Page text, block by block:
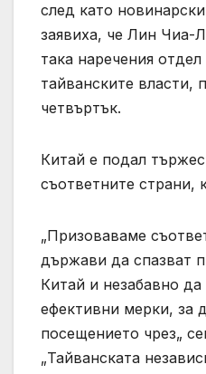
след като
заявиха, че Лин Чиа-
така наречения
тайванските власти,
четвъртък.
Китай е подал
съответните страни,
„Призоваваме
държави да спазват
Китай и незабавно
ефективни мерки, за
посещението чрез„
„Тайванската